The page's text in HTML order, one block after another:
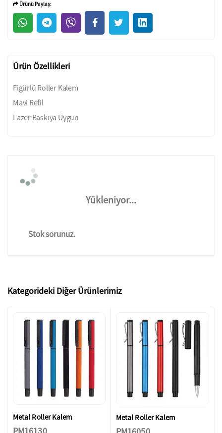
Ürünü Paylaş:
Ürün Özellikleri
Figürlü Roller Kalem
Mavi Refil
Lazer Baskıya Uygun
Yükleniyor...
Stok sorunuz.
Kategorideki Diğer Ürünlerimiz
Metal Roller Kalem Metal Roller Kalem